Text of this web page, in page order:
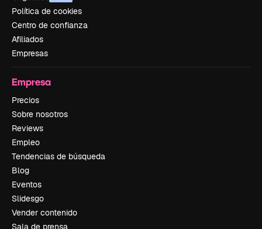
Política de cookies
Centro de confianza
Afiliados
Empresas
Empresa
Precios
Sobre nosotros
Reviews
Empleo
Tendencias de búsqueda
Blog
Eventos
Slidesgo
Vender contenido
Sala de prensa